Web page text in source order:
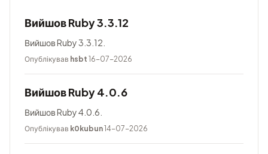
Вийшов Ruby 3.3.12
Вийшов Ruby 3.3.12.
Опублікував hsbt 16-07-2026
Вийшов Ruby 4.0.6
Вийшов Ruby 4.0.6.
Опублікував k0kubun14-07-2026